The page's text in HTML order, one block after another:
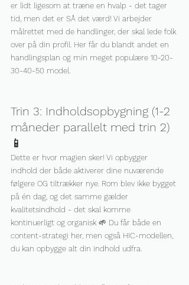
er lidt ligesom at træne en hvalp - det tager
tid, men det er SÅ det værd! Vi arbejder
målrettet med de handlinger, der skal lede folk
over på din profil. Her får du blandt andet en
handlingsplan og min meget populære 10-20-
30-40-50 model.
Trin 3: Indholdsopbygning (1-2
måneder parallelt med trin 2)
📱
Dette er hvor magien sker! Vi opbygger
indhold der både aktiverer dine nuværende
følgere OG tiltrækker nye. Rom blev ikke bygget
på én dag, og det samme gælder
kvalitetsindhold - det skal komme
kontinuerligt og organisk 🌱 Du får både en
content-strategi her, men også HIC-modellen,
du kan opbygge alt din indhold udfra.